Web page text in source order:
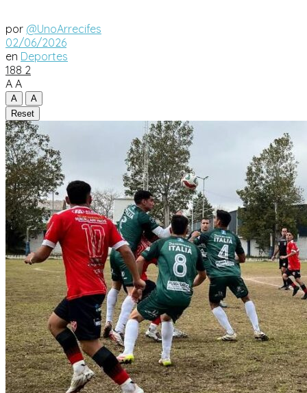
por @UnoArrecifes
02/06/2026
en Deportes
188 2
A A
A
A
Reset